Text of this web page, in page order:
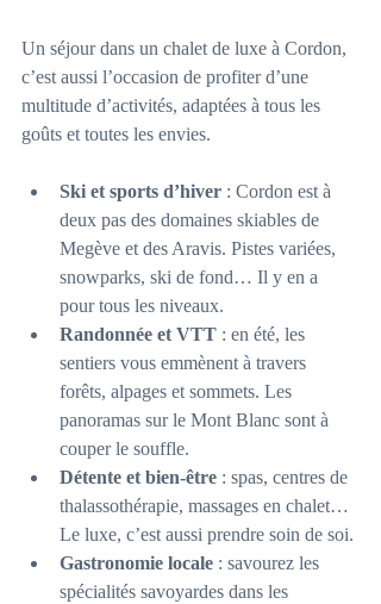
Un séjour dans un chalet de luxe à Cordon,
c’est aussi l’occasion de profiter d’une
multitude d’activités, adaptées à tous les
goûts et toutes les envies.
Ski et sports d’hiver : Cordon est à
deux pas des domaines skiables de
Megève et des Aravis. Pistes variées,
snowparks, ski de fond… Il y en a
pour tous les niveaux.
Randonnée et VTT : en été, les
sentiers vous emmènent à travers
forêts, alpages et sommets. Les
panoramas sur le Mont Blanc sont à
couper le souffle.
Détente et bien-être : spas, centres de
thalassothérapie, massages en chalet…
Le luxe, c’est aussi prendre soin de soi.
Gastronomie locale : savourez les
spécialités savoyardes dans les